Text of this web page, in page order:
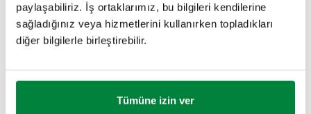
paylaşabiliriz. İş ortaklarımız, bu bilgileri kendilerine
sağladığınız veya hizmetlerini kullanırken topladıkları
diğer bilgilerle birleştirebilir.
Tümüne izin ver
ÇIZIMLER VE TEKNIK ÖZELLIKLER